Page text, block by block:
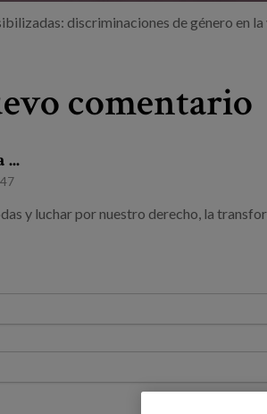
discriminaciones de género en la
comentario
...
y luchar por nuestro derecho, la